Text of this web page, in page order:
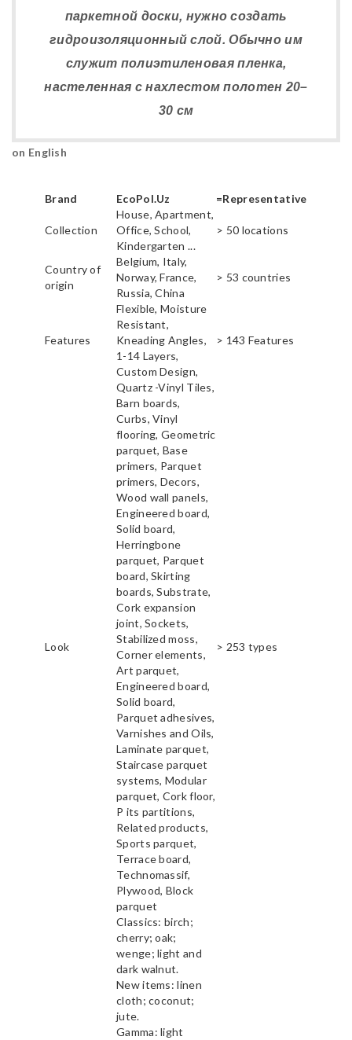
паркетной доски, нужно создать
гидроизоляционный слой. Обычно им
служит полиэтиленовая пленка,
настеленная с нахлестом полотен 20–
30 см
on English
Brand EcoPol.Uz =Representative
Collection
House, Apartment,
Office, School,
Kindergarten ...
> 50 locations
Country of
origin
Belgium, Italy,
Norway, France,
Russia, China
> 53 countries
Features
Flexible, Moisture
Resistant,
Kneading Angles,
1-14 Layers,
Custom Design,
> 143 Features
Look
Quartz -Vinyl Tiles,
Barn boards,
Curbs, Vinyl
flooring, Geometric
parquet, Base
primers, Parquet
primers, Decors,
Wood wall panels,
Engineered board,
Solid board,
Herringbone
parquet, Parquet
board, Skirting
boards, Substrate,
Cork expansion
joint, Sockets,
Stabilized moss,
Corner elements,
Art parquet,
Engineered board,
Solid board,
Parquet adhesives,
Varnishes and Oils,
Laminate parquet,
Staircase parquet
systems, Modular
parquet, Cork floor,
P its partitions,
Related products,
Sports parquet,
Terrace board,
Technomassif,
Plywood, Block
parquet
> 253 types
Classics: birch;
cherry; oak;
wenge; light and
dark walnut.
New items: linen
cloth; coconut;
jute.
Gamma: light